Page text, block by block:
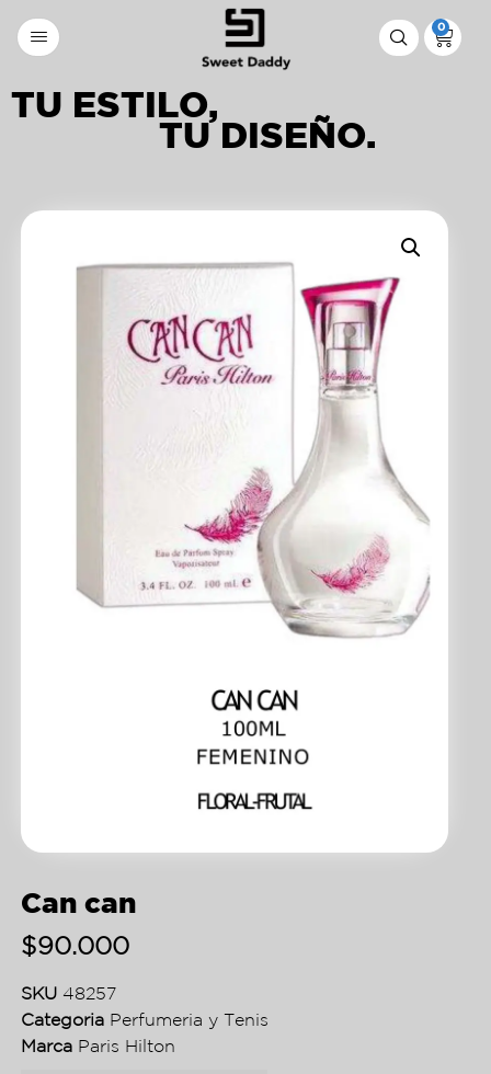
0
TU ESTILO,
TU DISEÑO.
Can can
$90.000
SKU 48257
Categoria Perfumeria y Tenis
Marca Paris Hilton